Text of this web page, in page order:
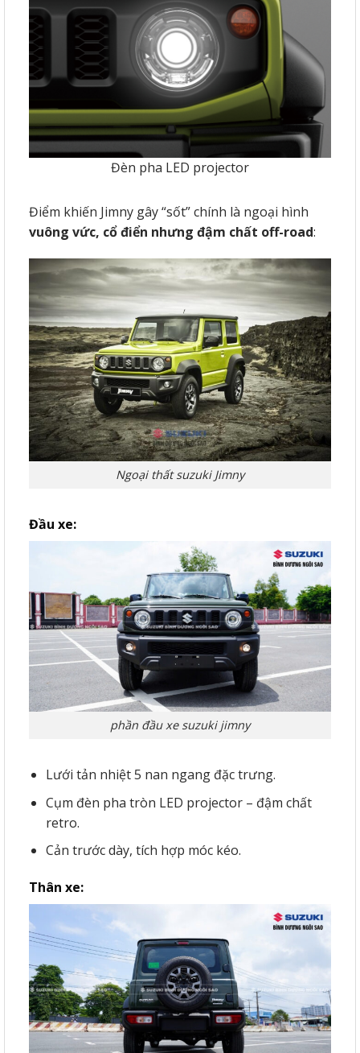
Đèn pha LED projector
Điểm khiến Jimny gây “sốt” chính là ngoại hình
vuông vức, cổ điển nhưng đậm chất off-road:
Ngoại thất suzuki Jimny
Đầu xe:
phần đầu xe suzuki jimny
Lưới tản nhiệt 5 nan ngang đặc trưng.
Cụm đèn pha tròn LED projector – đậm chất
retro.
Cản trước dày, tích hợp móc kéo.
Thân xe: